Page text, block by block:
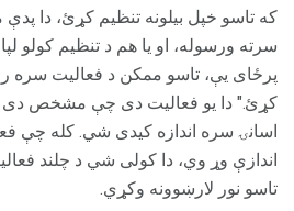
که تاسو خپل بیلونه تنظیم کړئ، دا پدې
سرته ورسوله، او یا هم د تنظیم کولو
پرځای یې، تاسو ممکن د فعالیت سره
کړئ." دا یو فعالیت دی چې مشخص دی
اسانۍ سره اندازه کیدی شي. کله چې
اندازې وړ وي، دا کولی شي د چلند
تاسو نور لارښوونه وکړي.